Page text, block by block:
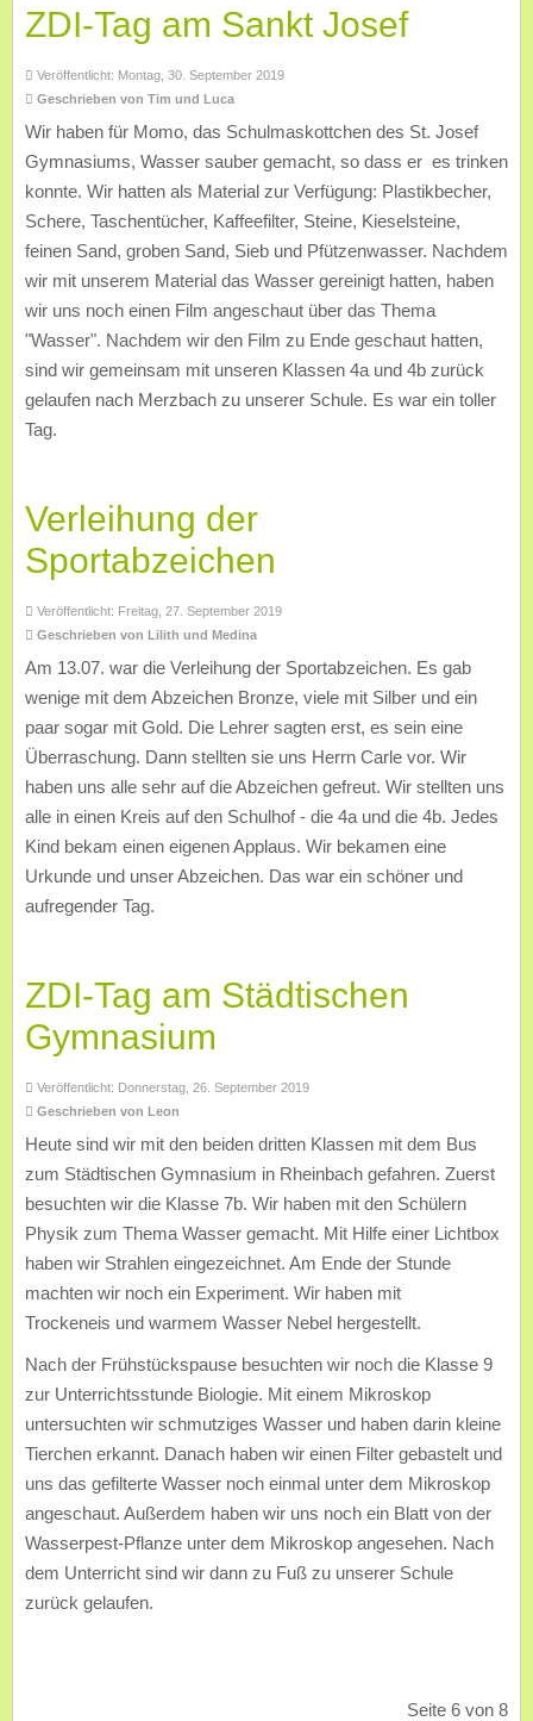
ZDI-Tag am Sankt Josef
Veröffentlicht: Montag, 30. September 2019
Geschrieben von Tim und Luca
Wir haben für Momo, das Schulmaskottchen des St. Josef
Gymnasiums, Wasser sauber gemacht, so dass er es trinken
konnte. Wir hatten als Material zur Verfügung: Plastikbecher,
Schere, Taschentücher, Kaffeefilter, Steine, Kieselsteine,
feinen Sand, groben Sand, Sieb und Pfützenwasser. Nachdem
wir mit unserem Material das Wasser gereinigt hatten, haben
wir uns noch einen Film angeschaut über das Thema
"Wasser". Nachdem wir den Film zu Ende geschaut hatten,
sind wir gemeinsam mit unseren Klassen 4a und 4b zurück
gelaufen nach Merzbach zu unserer Schule. Es war ein toller
Tag.
Verleihung der
Sportabzeichen
Veröffentlicht: Freitag, 27. September 2019
Geschrieben von Lilith und Medina
Am 13.07. war die Verleihung der Sportabzeichen. Es gab
wenige mit dem Abzeichen Bronze, viele mit Silber und ein
paar sogar mit Gold. Die Lehrer sagten erst, es sein eine
Überraschung. Dann stellten sie uns Herrn Carle vor. Wir
haben uns alle sehr auf die Abzeichen gefreut. Wir stellten uns
alle in einen Kreis auf den Schulhof - die 4a und die 4b. Jedes
Kind bekam einen eigenen Applaus. Wir bekamen eine
Urkunde und unser Abzeichen. Das war ein schöner und
aufregender Tag.
ZDI-Tag am Städtischen
Gymnasium
Veröffentlicht: Donnerstag, 26. September 2019
Geschrieben von Leon
Heute sind wir mit den beiden dritten Klassen mit dem Bus
zum Städtischen Gymnasium in Rheinbach gefahren. Zuerst
besuchten wir die Klasse 7b. Wir haben mit den Schülern
Physik zum Thema Wasser gemacht. Mit Hilfe einer Lichtbox
haben wir Strahlen eingezeichnet. Am Ende der Stunde
machten wir noch ein Experiment. Wir haben mit
Trockeneis und warmem Wasser Nebel hergestellt.
Nach der Frühstückspause besuchten wir noch die Klasse 9
zur Unterrichtsstunde Biologie. Mit einem Mikroskop
untersuchten wir schmutziges Wasser und haben darin kleine
Tierchen erkannt. Danach haben wir einen Filter gebastelt und
uns das gefilterte Wasser noch einmal unter dem Mikroskop
angeschaut. Außerdem haben wir uns noch ein Blatt von der
Wasserpest-Pflanze unter dem Mikroskop angesehen. Nach
dem Unterricht sind wir dann zu Fuß zu unserer Schule
zurück gelaufen.
Seite 6 von 8